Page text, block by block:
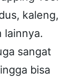
kaleng,
lainnya.
sangat
bisa